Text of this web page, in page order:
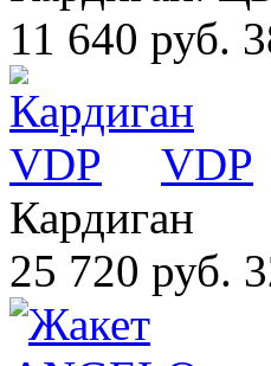
11 640 руб.
VDP
Кардиган
25 720 руб.